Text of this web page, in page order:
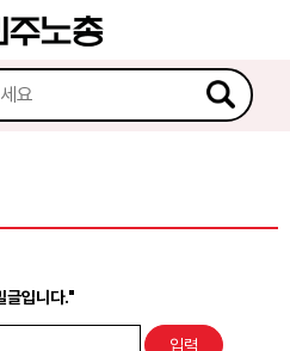
글입니다."
케치북5
케치북5